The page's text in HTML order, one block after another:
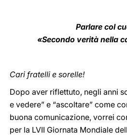
Parlare col
«Secondo verità nella
Cari fratelli e sorelle!
Dopo aver riflettuto, negli anni
e vedere” e “ascoltare” come
buona comunicazione, vorrei
per la LVII Giornata Mondiale